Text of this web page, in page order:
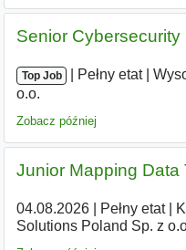
Senior Cybersecurity
Top Job Pełny etat|
o.o.
Zobacz później
Junior Mapping Data
04.08.2026| Pełny etat|
Solutions Poland Sp. z